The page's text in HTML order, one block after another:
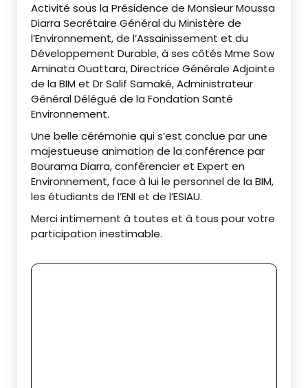
‎Activité sous la Présidence de Monsieur Moussa
Diarra Secrétaire Général du Ministère de
l’Environnement, de l’Assainissement et du
Développement Durable, à ses côtés Mme Sow
Aminata Ouattara, Directrice Générale Adjointe
de la BIM et Dr Salif Samaké, Administrateur
Général Délégué de la Fondation Santé
Environnement.
‎Une belle cérémonie qui s’est conclue par une
majestueuse animation de la conférence par
Bourama Diarra, conférencier et Expert en
Environnement, face à lui le personnel de la BIM,
les étudiants de l’ENI et de l’ESIAU.
‎Merci intimement à toutes et à tous pour votre
participation inestimable.